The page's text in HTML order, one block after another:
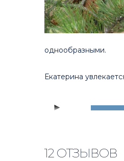
однообразными.
Екатерина
Аудиоплеер
12 ОТЗЫВОВ